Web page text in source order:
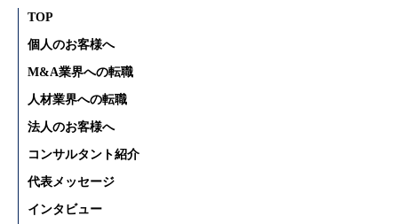
TOP
個人のお客様へ
M&A業界への転職
人材業界への転職
法人のお客様へ
コンサルタント紹介
代表メッセージ
インタビュー